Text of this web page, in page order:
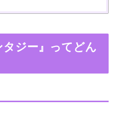
タジー』ってどん